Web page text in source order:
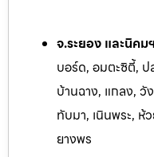
จ.ระยอง และนิคม
บอร์ด, อมตะซิตี้,
บ้านฉาง, แกลง, ว
ทับมา, เนินพระ, ห้
ยางพร